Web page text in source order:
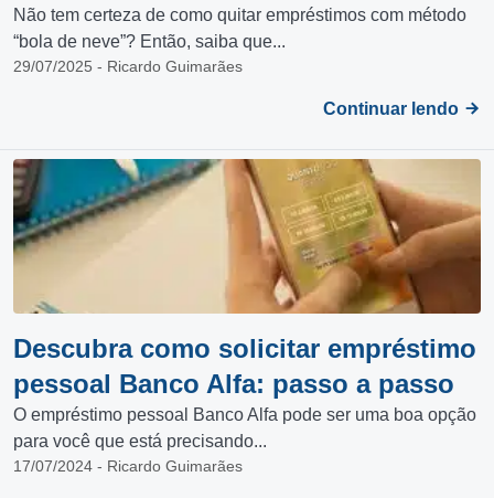
Não tem certeza de como quitar empréstimos com método
“bola de neve”? Então, saiba que...
29/07/2025 - Ricardo Guimarães
Continuar lendo
Descubra como solicitar empréstimo
pessoal Banco Alfa: passo a passo
O empréstimo pessoal Banco Alfa pode ser uma boa opção
para você que está precisando...
17/07/2024 - Ricardo Guimarães